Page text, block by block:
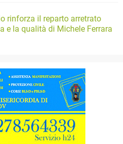
rinforza il reparto arretrato
e la qualità di Michele Ferrara